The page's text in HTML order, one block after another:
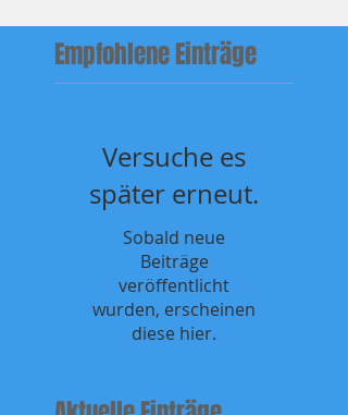
Empfohlene Einträge
Versuche es
später erneut.
Sobald neue
Beiträge
veröffentlicht
wurden, erscheinen
diese hier.